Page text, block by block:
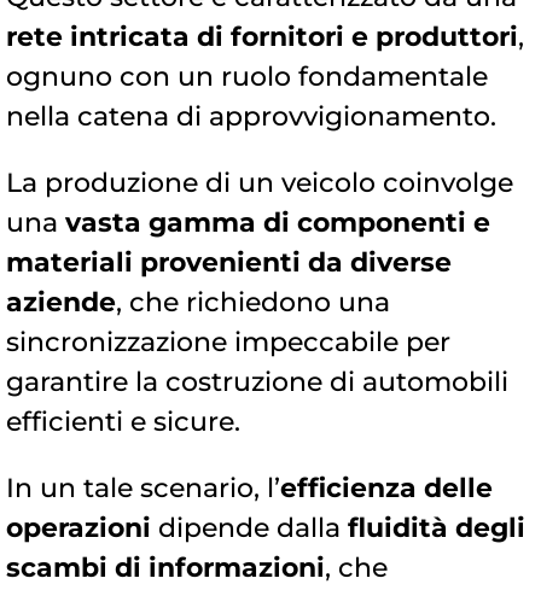
rete intricata di fornitori e produttori,
ognuno con un ruolo fondamentale
nella catena di approvvigionamento.
La produzione di un veicolo coinvolge
una vasta gamma di componenti e
materiali provenienti da diverse
aziende, che richiedono una
sincronizzazione impeccabile per
garantire la costruzione di automobili
efficienti e sicure.
In un tale scenario, l’efficienza delle
operazioni dipende dalla fluidità degli
scambi di informazioni, che